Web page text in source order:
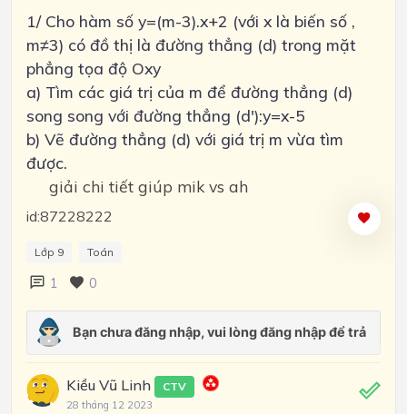
1/ Cho hàm số y=(m-3).x+2 (với x là biến số ,
m≠3) có đồ thị là đường thẳng (d) trong mặt
phẳng tọa độ Oxy
a) Tìm các giá trị của m để đường thẳng (d)
song song với đường thẳng (d'):y=x-5
b) Vẽ đường thẳng (d) với giá trị m vừa tìm
được.
giải chi tiết giúp mik vs ah
id:87228222
Lớp 9 Toán
1 0
Kiều Vũ Linh CTV
28 tháng 12 2023